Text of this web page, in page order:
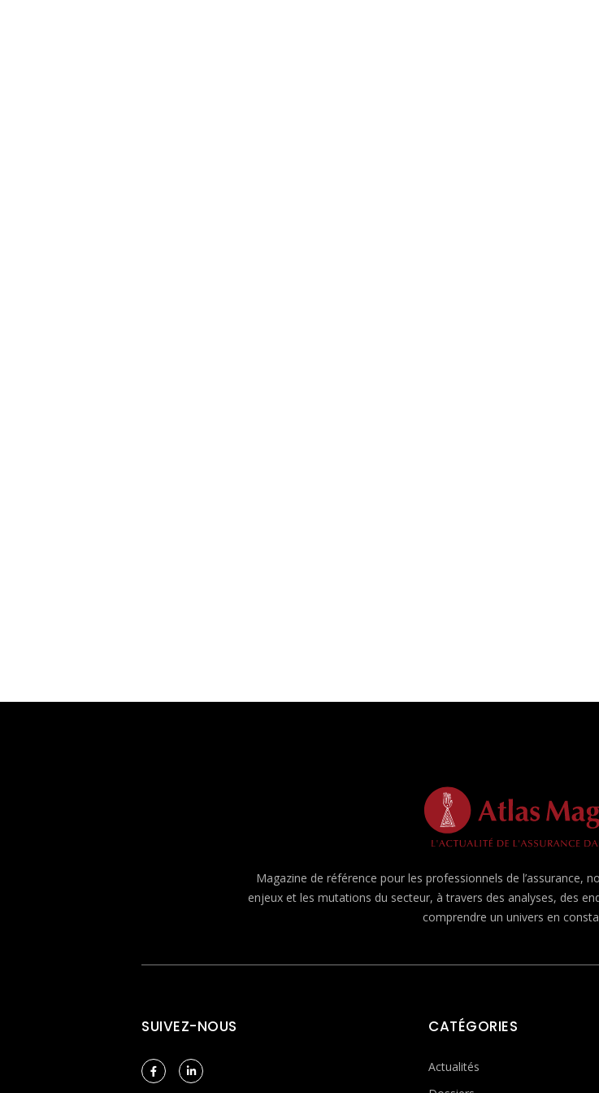
Magazine de référence pour les professionnels de l’assurance,
enjeux et les mutations du secteur, à travers des analyses, des
comprendre un univers en
SUIVEZ-NOUS CATÉGORIES
Actualités